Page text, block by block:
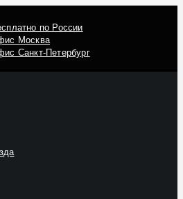
по России
Москва
Санкт-Петербург